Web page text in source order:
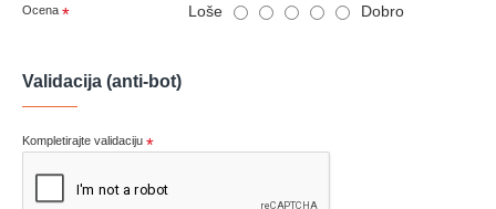
Ocena Loše Dobro
Validacija (anti-bot)
Kompletirajte validaciju